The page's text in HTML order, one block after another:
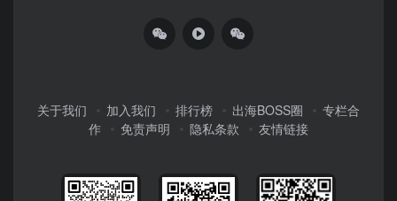
关于我们 加入我们 排行榜 出海BOSS圈
专栏合
作
免责声明 隐私条款 友情链接